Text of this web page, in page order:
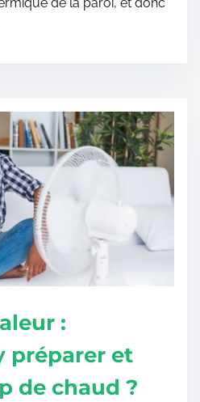
:
préparer et
de chaud ?